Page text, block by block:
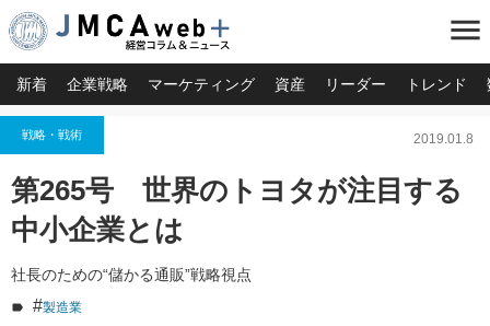
menu
新着 企業戦略 マーケティング 資産 リーダー トレンド
戦略・戦術 2019.01.8
第265号 世界のトヨタが注目する
中小企業とは
社長のための“儲かる通販”戦略視点
#製造業